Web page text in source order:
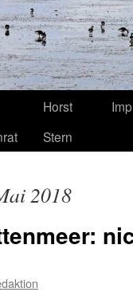
Horst
Stern
2018